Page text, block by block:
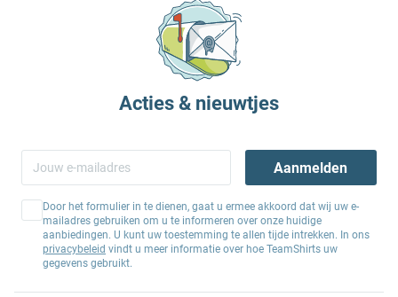
Acties & nieuwtjes
Aanmelden
Door het formulier in te dienen, gaat u ermee akkoord dat wij uw e-
mailadres gebruiken om u te informeren over onze huidige
aanbiedingen. U kunt uw toestemming te allen tijde intrekken. In ons
privacybeleid vindt u meer informatie over hoe TeamShirts uw
gegevens gebruikt.